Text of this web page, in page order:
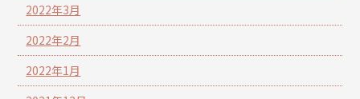
2022年3月
2022年2月
2022年1月